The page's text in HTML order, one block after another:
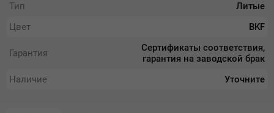
Тип
Литые
Цвет
BKF
Гарантия
Сертификаты соответствия,
гарантия на заводской брак
Наличие
Уточните